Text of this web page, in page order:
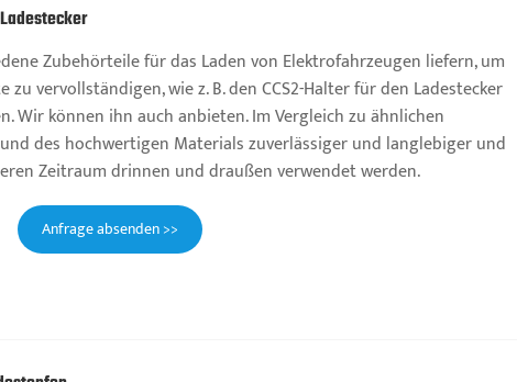
Zubehörteile für das Laden von Elektrofahrzeugen liefern, um
vervollständigen, wie z. B. den CCS2-Halter für den Ladestecker
Wir können ihn auch anbieten. Im Vergleich zu ähnlichen
des hochwertigen Materials zuverlässiger und langlebiger und
Zeitraum drinnen und draußen verwendet werden.
Anfrage absenden >>